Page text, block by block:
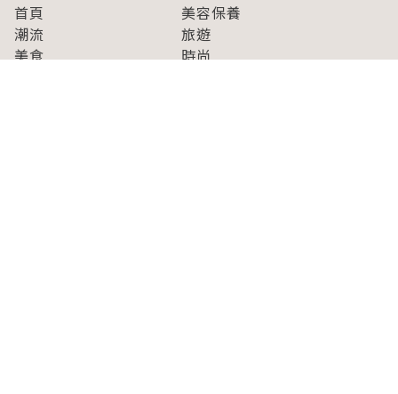
首頁
美容保養
潮流
旅遊
美食
時尚